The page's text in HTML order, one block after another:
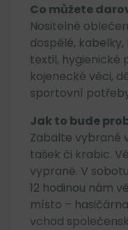
Co můžete
Nositelné
dospělé,
textil, hygienické
kojenecké věci,
sportovní
Jak to bude
Zabalte vybrané
tašek či krabic.
vyprané. V
12 hodinou nám
místo –
vchod